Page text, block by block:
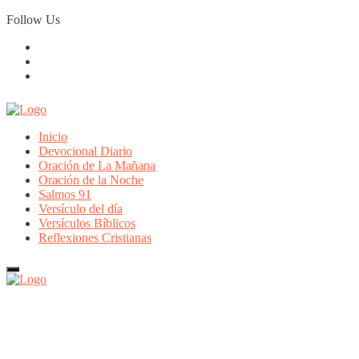
Skip
to
Follow Us
Inicio
Devocional Diario
Oración de La Mañana
Oración de la Noche
Salmos 91
Versículo del día
Versículos Bíblicos
Reflexiones Cristianas